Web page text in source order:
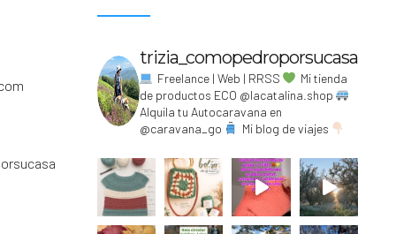
trizia_comopedroporsucasa
Freelance | Web | RRSS
Mi tienda
de productos ECO @lacatalina.shop
Alquila tu Autocaravana en
@caravana_go
Mi blog de viajes